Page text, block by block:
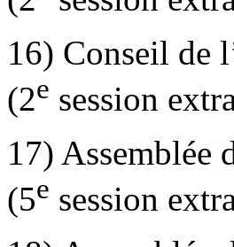
16) Conseil de
(2e session
17) Assemblée
(5e session